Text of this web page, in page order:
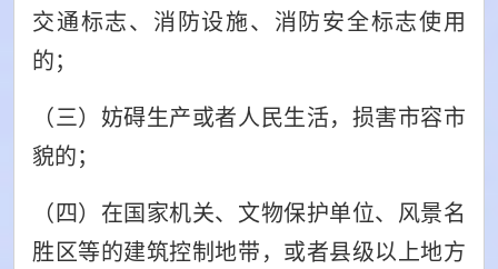
交通标志、消防设施、消防安全标志使用
的；
（三）妨碍生产或者人民生活，损害市容市
貌的；
（四）在国家机关、文物保护单位、风景名
胜区等的建筑控制地带，或者县级以上地方